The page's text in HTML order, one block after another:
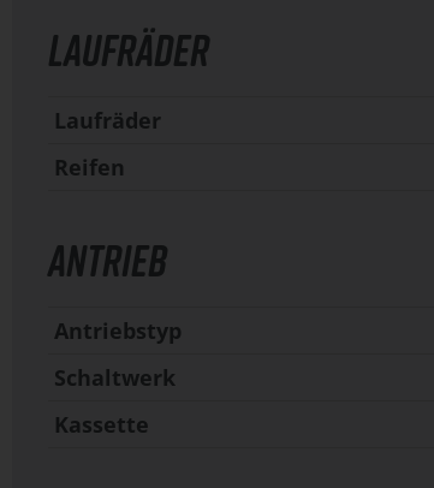
LAUFRÄDER
Laufräder
Reifen
ANTRIEB
Antriebstyp
Schaltwerk
Kassette